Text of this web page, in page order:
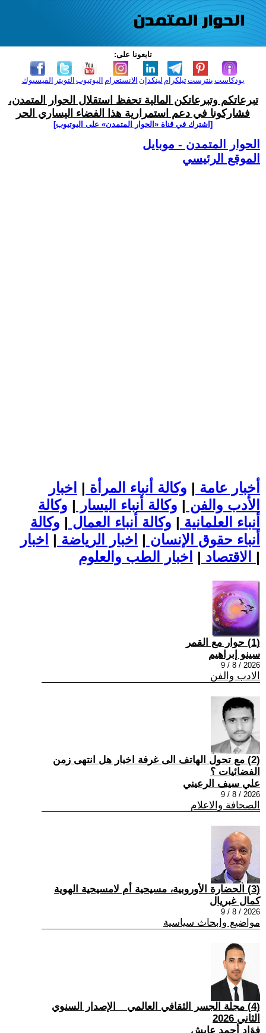
تابعونا على:
الفيسبوك التويتر اليوتيوب الانستغرام لينكدإن تيلكرامبنترست بودكاست
تبرعاتكم وتبرعاتكن المالية تحفظ استقلال الحوار المتمدن،
فشاركونا في دعم استمرارية هذا الفضاء اليساري الحر
[اشترك في قناة ‫«الحوار المتمدن» على اليوتيوب]
الحوار المتمدن - موبايل
الموقع الرئيسي
أخبار عامة | وكالة أنباء المرأة | اخبار
الأدب والفن | وكالة أنباء اليسار | وكالة
أنباء العلمانية | وكالة أنباء العمال | وكالة
أنباء حقوق الإنسان | اخبار الرياضة | اخبار
الاقتصاد | |
(1) حوار مع القمر
سينو إبراهيم
2026 / 8 / 9
الادب والفن
(2) مع تحول الهاتف الى غرفة اخبار هل انتهى زمن
الفضائيات ؟
علي سيف الرعيني
2026 / 8 / 9
الصحافة والاعلام
(3) الحضارة الأوروبية، مسيحية أم لامسيحية الهوية
كمال غبريال
2026 / 8 / 9
مواضيع وابحاث سياسية
(4) مجلة الجسر الثقافي العالمي _ الإصدار السنوي
الثاني 2026
فؤاد أحمد عايش